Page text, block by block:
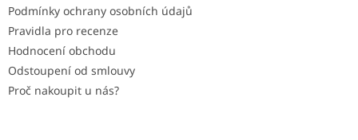
Podmínky ochrany osobních údajů
Pravidla pro recenze
Hodnocení obchodu
Odstoupení od smlouvy
Proč nakoupit u nás?